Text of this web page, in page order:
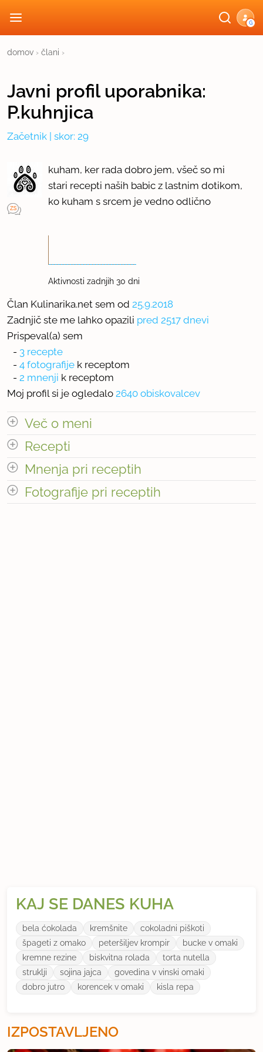
G
domov › člani ›
Javni profiluporabnika:
P.kuhnjica
Začetnik | skor: 29
kuham, ker rada dobro jem, všeč so mi
stari recepti naših babic z lastnim dotikom,
ko kuham s srcem je vedno odlično
Aktivnosti zadnjih 30 dni
Član Kulinarika.net sem od 25.9.2018
Zadnjič ste me lahko opazili pred 2517 dnevi
Prispeval(a) sem
- 3 recepte
- 4 fotografije k receptom
- 2 mnenji k receptom
Moj profil si je ogledalo 2640 obiskovalcev
Več o meni
Največji kuharski uspeh
oh, jih je kar nekaj po katerih sem znana,
Slaba karma,
Preživela z volkovi,
Magic,
spomnim, vsebine so tiste, ki štejejo, kajne...
Recepti
Število receptov: 3
Mnenja pri receptih
odpri vse
Fotografije pri receptih
KAJ SE DANES KUHA
bela ćokolada kremšnite
cokoladni piškoti
špageti z omako
peteršiljev krompir
bucke v omaki
kremne rezine
biskvitna rolada
torta nutella
struklji
sojina jajca
govedina v vinski omaki
dobro jutro
korencek v omaki kisla repa
IZPOSTAVLJENO